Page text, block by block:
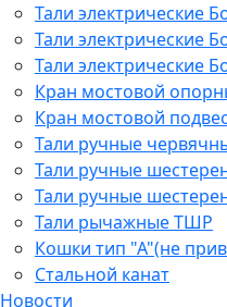
Тали электрические
Тали электрические
Тали электрические
Кран мостовой
Кран мостовой
Тали ручные
Тали ручные
Тали ручные
Тали рычажные ТШР
Кошки тип "А"(не
Стальной канат
Новости